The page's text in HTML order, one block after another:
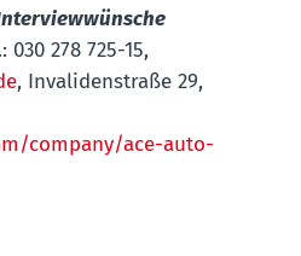
030 278 725-15,
, Invalidenstraße 29,
company/ace-auto-